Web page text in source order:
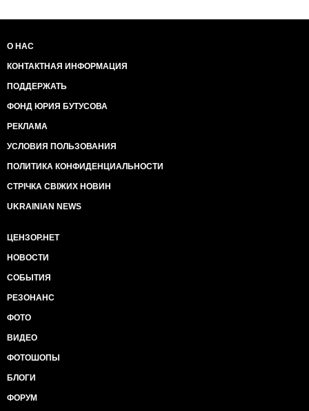
О НАС
КОНТАКТНАЯ ИНФОРМАЦИЯ
ПОДДЕРЖАТЬ
ФОНД ЮРИЯ БУТУСОВА
РЕКЛАМА
УСЛОВИЯ ПОЛЬЗОВАНИЯ
ПОЛИТИКА КОНФИДЕНЦИАЛЬНОСТИ
СТРІЧКА СВІЖИХ НОВИН
UKRAINIAN NEWS
ЦЕНЗОР.НЕТ
НОВОСТИ
СОБЫТИЯ
РЕЗОНАНС
ФОТО
ВИДЕО
ФОТОШОПЫ
БЛОГИ
ФОРУМ